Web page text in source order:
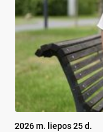
2026 m. liepos 25 d.